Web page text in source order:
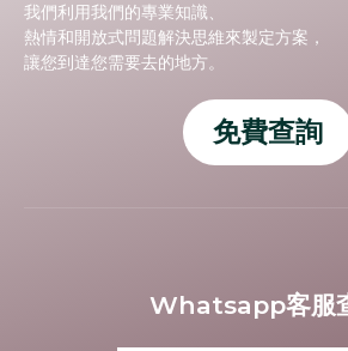
我們利用我們的專業知識、
熱情和開放式問題解決思維來製定方案，
讓您到達您需要去的地方。
免費查詢
Whatsapp客服